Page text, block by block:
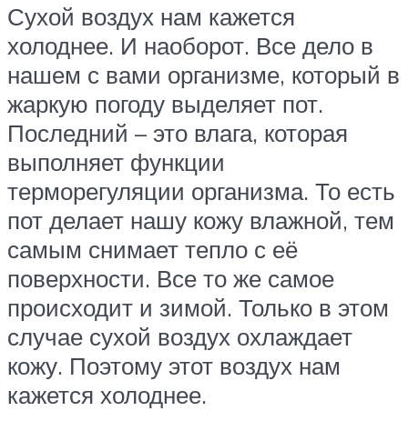
Сухой воздух нам кажется
холоднее. И наоборот. Все дело в
нашем с вами организме, который в
жаркую погоду выделяет пот.
Последний – это влага, которая
выполняет функции
терморегуляции организма. То есть
пот делает нашу кожу влажной, тем
самым снимает тепло с её
поверхности. Все то же самое
происходит и зимой. Только в этом
случае сухой воздух охлаждает
кожу. Поэтому этот воздух нам
кажется холоднее.